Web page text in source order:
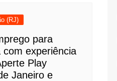
(RJ)
para
experiência
Play
Janeiro e